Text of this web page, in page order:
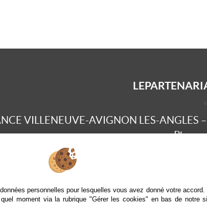
VILLENEUVE-AVIGNON LES-ANGLES
Phone
personnelles pour lesquelles vous avez donné votre accord.
moment via la rubrique "Gérer les cookies" en bas de notre